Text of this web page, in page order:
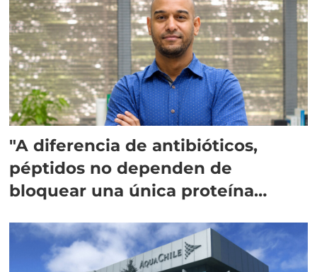
"A diferencia de antibióticos,
péptidos no dependen de
bloquear una única proteína